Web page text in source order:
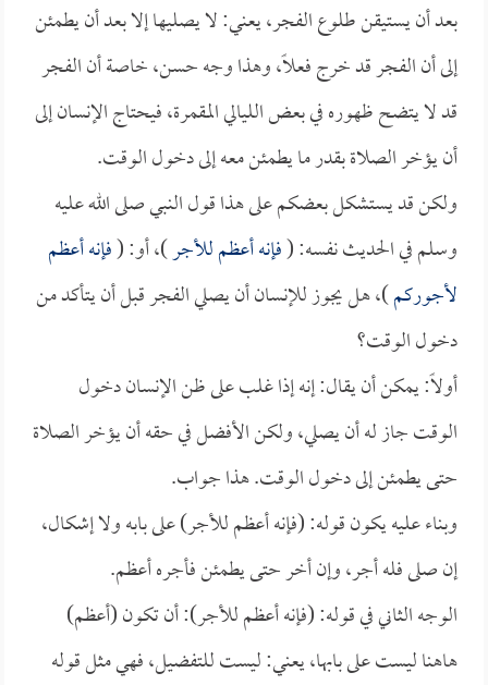
بعد أن يستيقن طلوع الفجر، يعني: لا يصليها إلا بعد أن يطمئن
إلى أن الفجر قد خرج فعلاً، وهذا وجه حسن، خاصة أن الفجر
قد لا يتضح ظهوره في بعض الليالي المقمرة، فيحتاج الإنسان إلى
أن يؤخر الصلاة بقدر ما يطمئن معه إلى دخول الوقت.
ولكن قد يستشكل بعضكم على هذا قول النبي صلى الله عليه
وسلم في الحديث نفسه: (فإنه أعظم للأجر)، أو: (فإنه أعظم
لأجوركم)، هل يجوز للإنسان أن يصلي الفجر قبل أن يتأكد من
دخول الوقت؟
أولاً: يمكن أن يقال: إنه إذا غلب على ظن الإنسان دخول
الوقت جاز له أن يصلي، ولكن الأفضل في حقه أن يؤخر الصلاة
حتى يطمئن إلى دخول الوقت. هذا جواب.
وبناء عليه يكون قوله: (فإنه أعظم للأجر) على بابه ولا إشكال،
إن صلى فله أجر، وإن أخر حتى يطمئن فأجره أعظم.
الوجه الثاني في قوله: (فإنه أعظم للأجر): أن تكون (أعظم)
هاهنا ليست على بابها، يعني: ليست للتفضيل، فهي مثل قوله